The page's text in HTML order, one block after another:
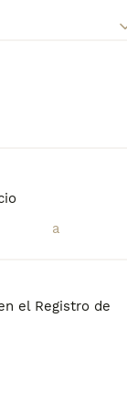
el Registro de
Cachorros
guarda tu
precios
el